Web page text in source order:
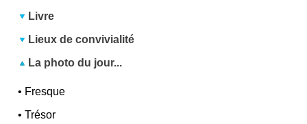
Livre
Lieux de convivialité
La photo du jour...
• Fresque
•Trésor